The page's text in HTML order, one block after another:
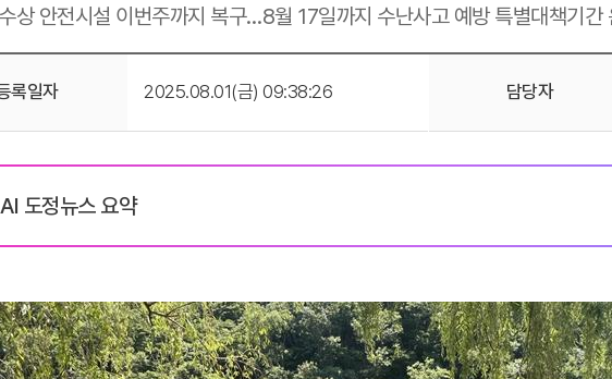
상 안전시설 이번주까지 복구…8월 17일까지 수난사고 예방 특별대책기간
록일자 2025.08.01(금) 09:38:26 담당자
AI 도정뉴스 요약